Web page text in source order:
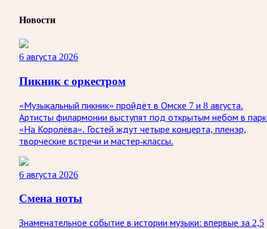
Новости
6 августа 2026
Пикник с оркестром
«Музыкальный пикник» пройдёт в Омске 7 и 8 августа.
Артисты филармонии выступят под открытым небом в
«На Королёва». Гостей ждут четыре концерта, пленэр,
творческие встречи и мастер-классы.
6 августа 2026
Смена ноты
Знаменательное событие в истории музыки: впервые за 2,5